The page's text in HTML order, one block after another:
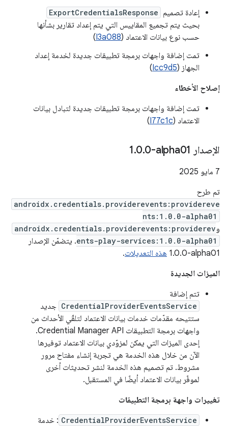
إعادة تصميم ExportCredentialsResponse
بحيث يتم تجميع المقاييس التي يتم إعداد تقارير بشأنها
حسب نوع بيانات الاعتماد (I3a088
)
تمت إضافة واجهات برمجة تطبيقات جديدة لخدمة إعداد
الجهاز (Icc9d5
)
إصلاح الأخطاء
تمت إضافة واجهات برمجة تطبيقات جديدة لتبادل بيانات
الاعتماد (I77c1c
)
الإصدار ‎1 .0.0-alpha01
‫7 مايو 2025
تم طرح
androidx.credentials.providerevents:providereve
nts:1.0.0-alpha01
وandroidx.credentials.providerevents:providerev
ents-play-services:1.0.0-alpha01. يتضمّن الإصدار
‎1.0.0-alpha01 هذه التعديلات.
الميزات الجديدة
تتم إضافة
CredentialProviderEventsService جديد
ستتيحه مقدّمات خدمات بيانات الاعتماد لتلقّي الأحداث من
واجهات برمجة التطبيقات Credential Manager API.
إحدى الميزات التي يمكن لمزوّدي بيانات الاعتماد توفيرها
الآن من خلال هذه الخدمة هي تجربة إنشاء مفتاح مرور
مشروط. تم تصميم هذه الخدمة لنشر تحديثات أخرى
لموفّر بيانات الاعتماد أيضًا في المستقبل.
تغييرات واجهة برمجة التطبيقات
CredentialProviderEventsService : خدمة